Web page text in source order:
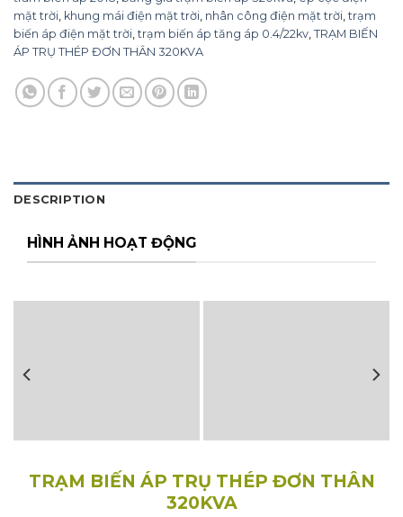
mặt trời, khung mái điện mặt trời, nhân công điện mặt trời,trạm
biến áp điện mặt trời,trạm biến áp tăng áp 0.4/22kv, TRẠM BIẾN
ÁP TRỤ THÉP ĐƠN THÂN 320KVA
DESCRIPTION
HÌNH ẢNH HOẠT ĐỘNG
TRẠM BIẾN ÁP TRỤ THÉP ĐƠN THÂN
320KVA